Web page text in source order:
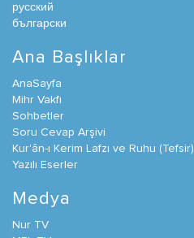
русский
български
Ana Başlıklar
AnaSayfa
Mihr Vakfı
Sohbetler
Soru Cevap Arşivi
Kur'ân-ı Kerim Lafzı ve Ruhu (Tefsir)
Yazılı Eserler
Medya
Nur TV